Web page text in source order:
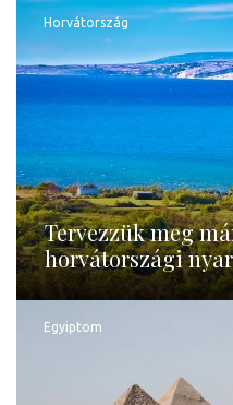
Horvátország
Tervezzük meg
horvátországi
Egyiptom